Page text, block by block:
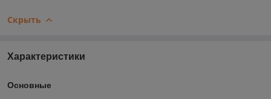
Скрыть
Характеристики
Основные